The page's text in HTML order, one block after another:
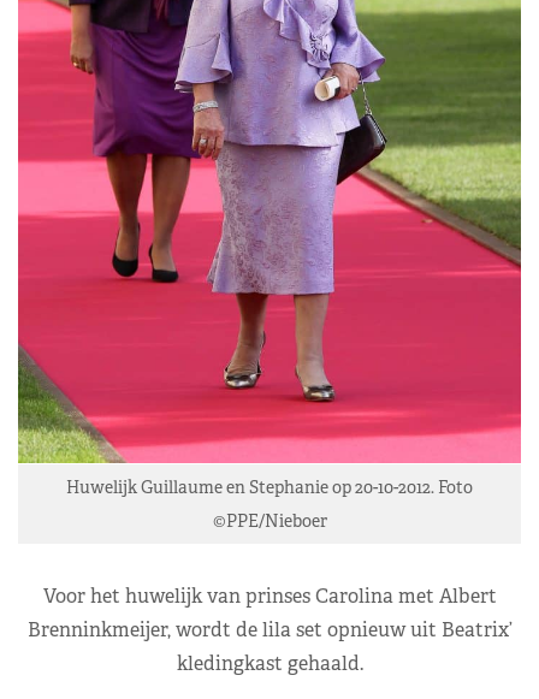
Huwelijk Guillaume en Stephanie op 20-10-2012. Foto
©PPE/Nieboer
Voor het huwelijk van prinses Carolina met Albert
Brenninkmeijer, wordt de lila set opnieuw uit Beatrix’
kledingkast gehaald.